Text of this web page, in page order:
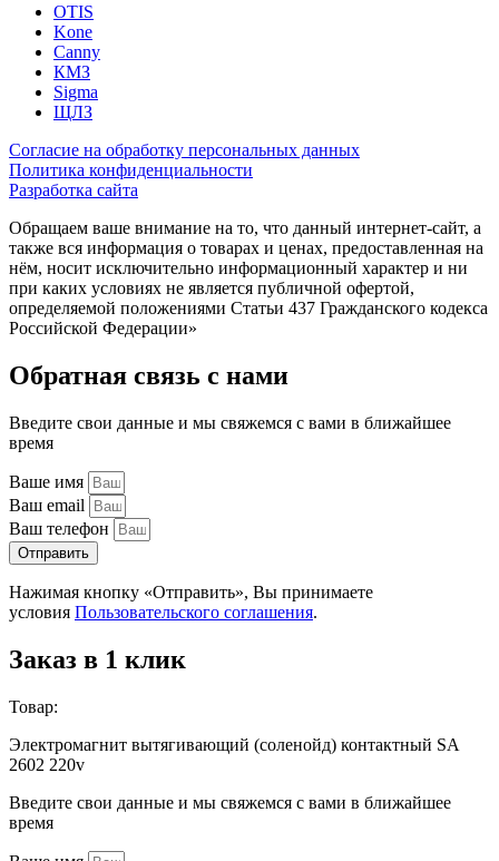
OTIS
Kone
Canny
КМЗ
Sigma
ЩЛЗ
Согласие на обработку персональных данных
Политика конфиденциальности
Разработка сайта
Обращаем ваше внимание на то, что данный интернет-сайт, а
также вся информация о товарах и ценах, предоставленная на
нём, носит исключительно информационный характер и ни
при каких условиях не является публичной офертой,
определяемой положениями Статьи 437 Гражданского кодекса
Российской Федерации»
Обратная связь с нами
Введите свои данные и мы свяжемся с вами в ближайшее
время
Ваше имя
Ваш email
Ваш телефон
Отправить
Нажимая кнопку «Отправить», Вы принимаете
условия Пользовательского соглашения.
Заказ в 1 клик
Товар:
Электромагнит вытягивающий (соленойд) контактный SA
2602 220v
Введите свои данные и мы свяжемся с вами в ближайшее
время